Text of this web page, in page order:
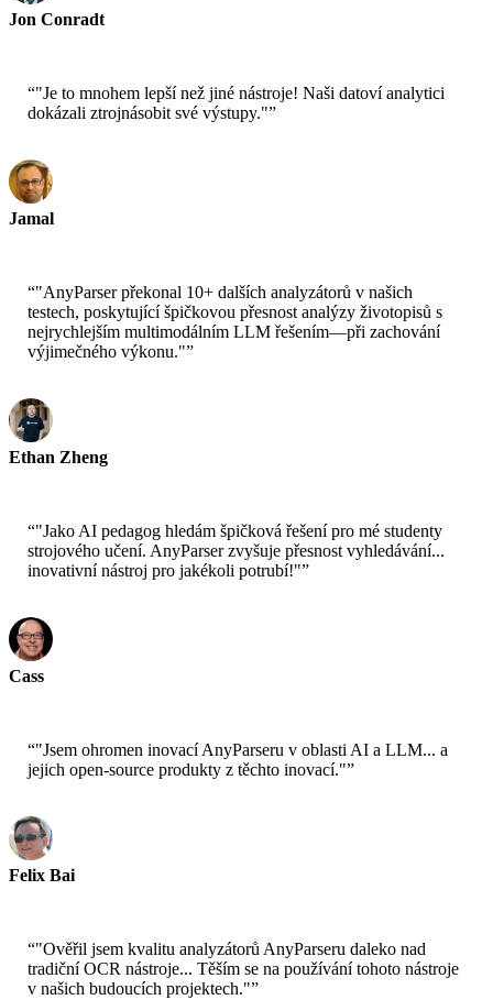
Jon Conradt
“"Je to mnohem lepší než jiné nástroje! Naši datoví analytici
dokázali ztrojnásobit své výstupy."”
Jamal
“"AnyParser překonal 10+ dalších analyzátorů v našich
testech, poskytující špičkovou přesnost analýzy životopisů s
nejrychlejším multimodálním LLM řešením—při zachování
výjimečného výkonu."”
Ethan Zheng
“"Jako AI pedagog hledám špičková řešení pro mé studenty
strojového učení. AnyParser zvyšuje přesnost vyhledávání...
inovativní nástroj pro jakékoli potrubí!"”
Cass
“"Jsem ohromen inovací AnyParseru v oblasti AI a LLM... a
jejich open-source produkty z těchto inovací."”
Felix Bai
“"Ověřil jsem kvalitu analyzátorů AnyParseru daleko nad
tradiční OCR nástroje... Těším se na používání tohoto nástroje
v našich budoucích projektech."”